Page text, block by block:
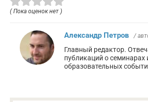
( Пока оценок нет )
Александр Петров /
Главный редактор.
публикаций о семинарах
образовательных